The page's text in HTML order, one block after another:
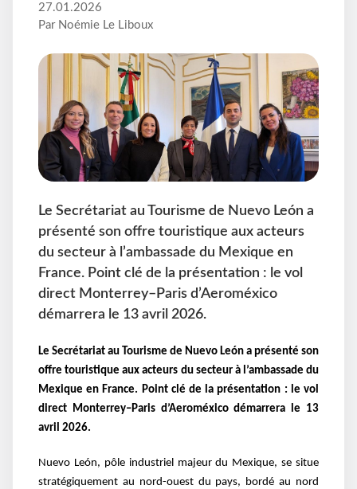
27.01.2026
Par Noémie Le Liboux
Le Secrétariat au Tourisme de Nuevo León a
présenté son offre touristique aux acteurs
du secteur à l’ambassade du Mexique en
France. Point clé de la présentation : le vol
direct Monterrey–Paris d’Aeroméxico
démarrera le 13 avril 2026.
Le Secrétariat au Tourisme de Nuevo León a présenté son
offre touristique aux acteurs du secteur à l’ambassade du
Mexique en France. Point clé de la présentation : le vol
direct Monterrey–Paris d’Aeroméxico démarrera le 13
avril 2026.
Nuevo León, pôle industriel majeur du Mexique, se situe
stratégiquement au nord-ouest du pays, bordé au nord